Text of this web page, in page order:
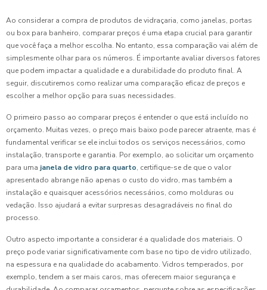
Ao considerar a compra de produtos de vidraçaria, como janelas, portas
ou box para banheiro, comparar preços é uma etapa crucial para garantir
que você faça a melhor escolha. No entanto, essa comparação vai além de
simplesmente olhar para os números. É importante avaliar diversos fatores
que podem impactar a qualidade e a durabilidade do produto final. A
seguir, discutiremos como realizar uma comparação eficaz de preços e
escolher a melhor opção para suas necessidades.
O primeiro passo ao comparar preços é entender o que está incluído no
orçamento. Muitas vezes, o preço mais baixo pode parecer atraente, mas é
fundamental verificar se ele inclui todos os serviços necessários, como
instalação, transporte e garantia. Por exemplo, ao solicitar um orçamento
para uma janela de vidro para quarto, certifique-se de que o valor
apresentado abrange não apenas o custo do vidro, mas também a
instalação e quaisquer acessórios necessários, como molduras ou
vedação. Isso ajudará a evitar surpresas desagradáveis no final do
processo.
Outro aspecto importante a considerar é a qualidade dos materiais. O
preço pode variar significativamente com base no tipo de vidro utilizado,
na espessura e na qualidade do acabamento. Vidros temperados, por
exemplo, tendem a ser mais caros, mas oferecem maior segurança e